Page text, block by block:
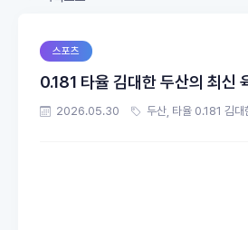
스포츠
0.181 타율 김대한 두산의 최신
2026.05.30 두산, 타율 0.181 김대